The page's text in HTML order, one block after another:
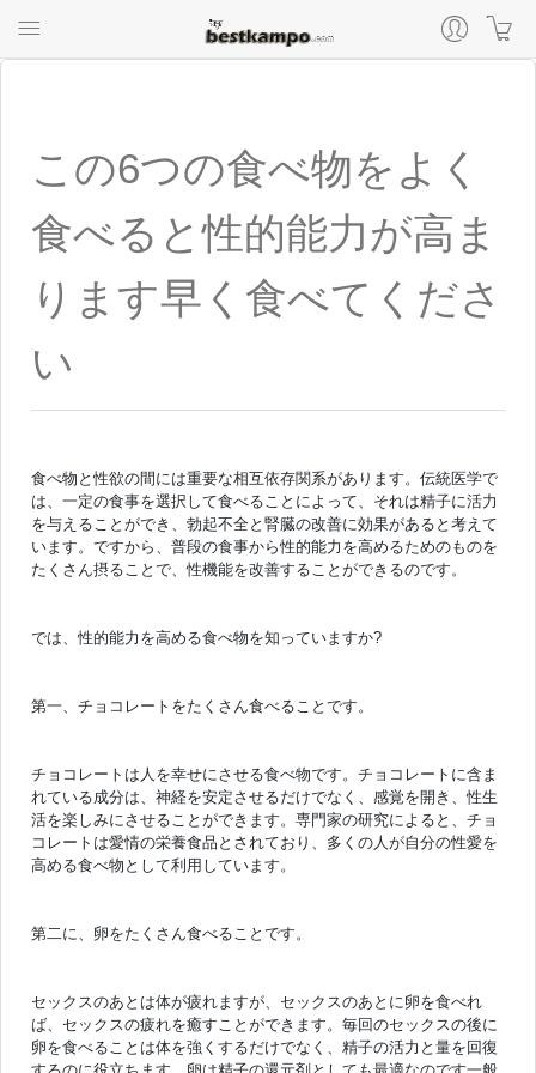
この6つの食べ物をよく
食べると性的能力が高ま
ります早く食べてくださ
い
食べ物と性欲の間には重要な相互依存関系があります。伝統医学で
は、一定の食事を選択して食べることによって、それは精子に活力
を与えることができ、勃起不全と腎臓の改善に効果があると考えて
います。ですから、普段の食事から性的能力を高めるためのものを
たくさん摂ることで、性機能を改善することができるのです。
では、性的能力を高める食べ物を知っていますか?
第一、チョコレートをたくさん食べることです。
チョコレートは人を幸せにさせる食べ物です。チョコレートに含ま
れている成分は、神経を安定させるだけでなく、感覚を開き、性生
活を楽しみにさせることができます。専門家の研究によると、チョ
コレートは愛情の栄養食品とされており、多くの人が自分の性愛を
高める食べ物として利用しています。
第二に、卵をたくさん食べることです。
セックスのあとは体が疲れますが、セックスのあとに卵を食べれ
ば、セックスの疲れを癒すことができます。毎回のセックスの後に
卵を食べることは体を強くするだけでなく、精子の活力と量を回復